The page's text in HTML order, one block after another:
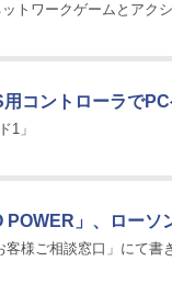
トワークゲームとアク
コントローラで
1」
POWER」、ローソ
客様ご相談窓口」にて書